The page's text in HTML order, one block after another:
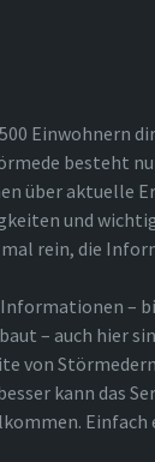
Einwohnern
besteht
über aktuelle
und
rein, die
–
– auch hier
von
kann das
Einfach